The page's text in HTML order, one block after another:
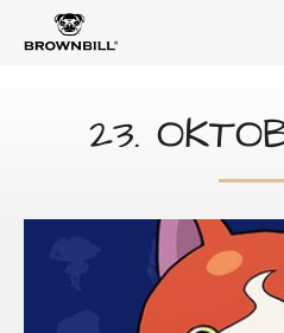
23.